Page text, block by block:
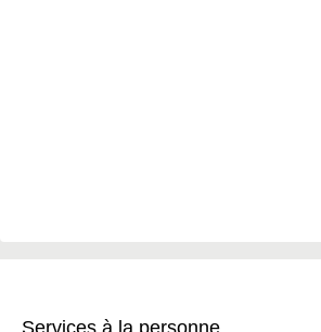
Services à la personne